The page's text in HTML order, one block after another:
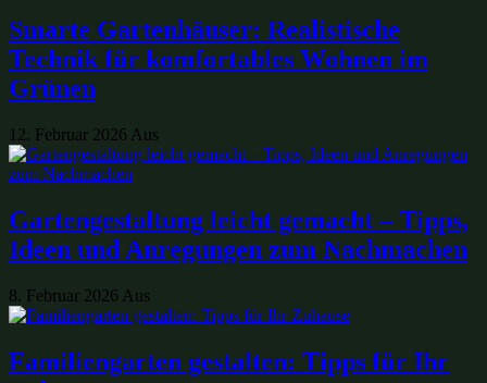
Smarte Gartenhäuser: Realistische
Technik für komfortables Wohnen im
Grünen
12. Februar 2026 Aus
Gartengestaltung leicht gemacht – Tipps,
Ideen und Anregungen zum Nachmachen
8. Februar 2026 Aus
Familiengarten gestalten: Tipps für Ihr